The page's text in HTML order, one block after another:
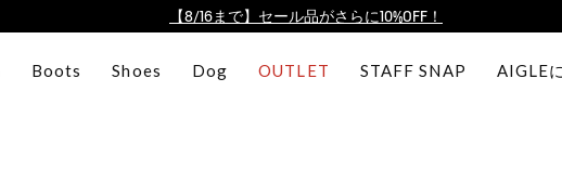
【最大50%OFF】FINAL SALEがスタート！
AIGLE CLUB ポイントサービス終了のお知らせ
Boots Shoes Dog OUTLET STAFF SNAP AIGLE